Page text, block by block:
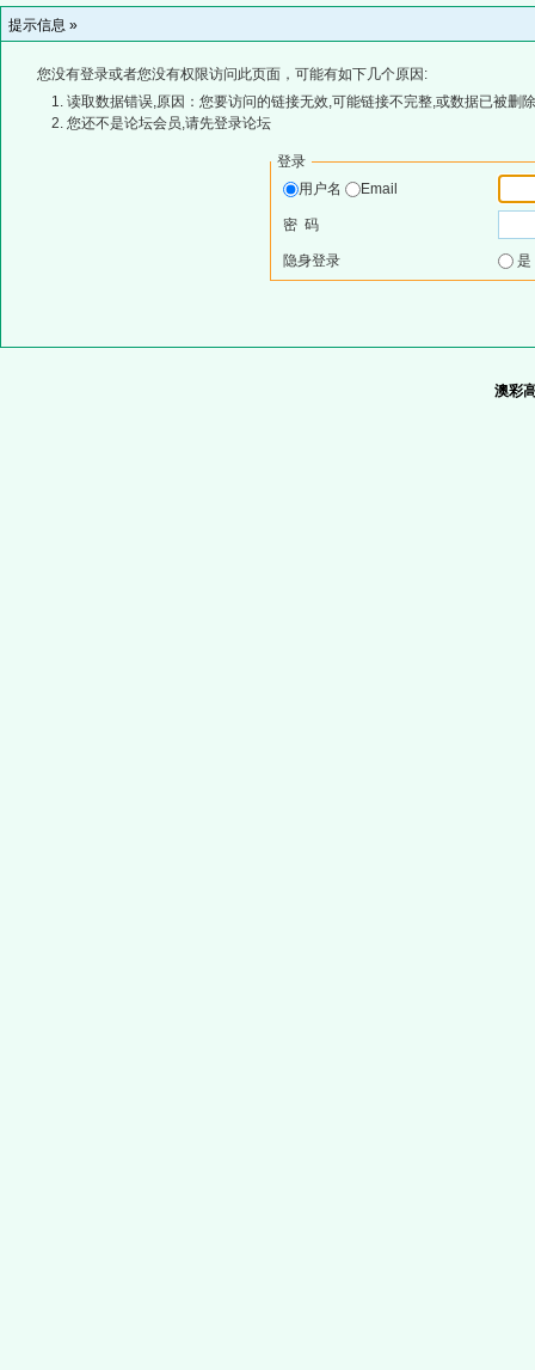
提示信息 »
您没有登录或者您没有权限访问此页面，可能有如下几个原因:
读取数据错误,原因：您要访问的链接无效,可能链接不完整,或数据已被删
您还不是论坛会员,请先登录论坛
登录
用户名
Email
密 码
隐身登录
澳彩